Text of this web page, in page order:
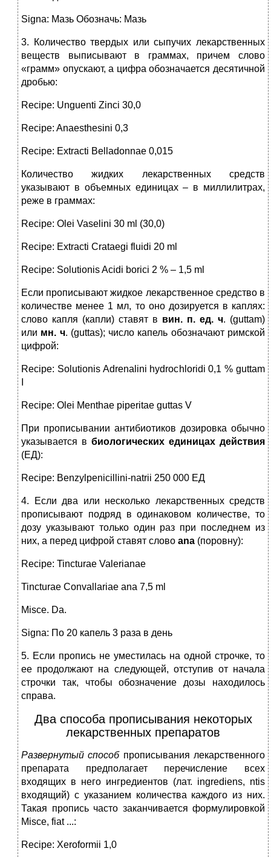
Signa: Мазь Обозначь: Мазь
3. Количество твердых или сыпучих лекарственных
веществ выписывают в граммах, причем слово
«грамм» опускают, а цифра обозначается десятичной
дробью:
Recipe: Unguenti Zinci 30,0
Recipe: Anaesthesini 0,3
Recipe: Extracti Belladonnae 0,015
Количество жидких лекарственных средств
указывают в объемных единицах – в миллилитрах,
реже в граммах:
Recipe: Olei Vaselini 30 ml (30,0)
Recipe: Extracti Crataegi fluidi 20 ml
Recipe: Solutionis Acidi borici 2 % – 1,5 ml
Если прописывают жидкое лекарственное средство в
количестве менее 1 мл, то оно дозируется в каплях:
слово капля (капли) ставят в вин. п. ед. ч. (guttam)
или мн. ч. (guttas); число капель обозначают римской
цифрой:
Recipe: Solutionis Adrenalini hydrochloridi 0,1 % guttam
Recipe: Olei Menthae piperitae guttas V
При прописывании антибиотиков дозировка обычно
указывается в биологических единицах действия
(ЕД):
Recipe: Benzylpenicillini-natrii 250 000 ЕД
4. Если два или несколько лекарственных средств
прописывают подряд в одинаковом количестве, то
дозу указывают только один раз при последнем из
них, а перед цифрой ставят слово ana (поровну):
Recipe: Tincturae Valerianae
Tincturae Convallariae ana 7,5 ml
Misce. Da.
Signa: По 20 капель 3 раза в день
5. Если пропись не уместилась на одной строчке, то
ее продолжают на следующей, отступив от начала
строчки так, чтобы обозначение дозы находилось
справа.
Два способа прописывания некоторых
лекарственных препаратов
Развернутый способпрописывания лекарственного
препарата предполагает перечисление всех
входящих в него ингредиентов (лат. ingrediens, ntis
входящий) с указанием количества каждого из них.
Такая пропись часто заканчивается формулировкой
Misce, fiat ...:
Recipe: Xeroformii 1,0